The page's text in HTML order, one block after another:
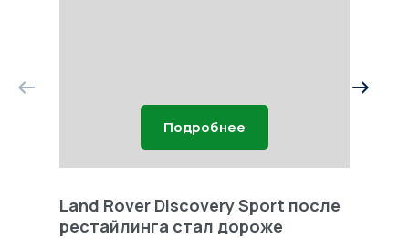
Подробнее
Land Rover Discovery Sport после
рестайлинга стал дороже